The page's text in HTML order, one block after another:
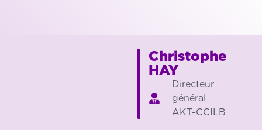
Christophe
HAY
Directeur
général
AKT-CCILB